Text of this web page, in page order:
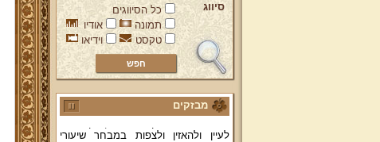
סיווג
כל הסיווגים
תמונה
אודיו
טקסט
וידיאו
מבזקים
ברוכים הבאים לאתר מהרי"ץ
יד מהרי"ץ - פורטל תורני למורשת יהדות
תימן, האתר הרשמי להנצחת מורשתו
של גאון רבני תימן ותפארתם מהרי"ץ
זצוק"ל. באתר תמצאו גם תכנים תורניים
והלכתיים רבים של מרן הגאון הרב יצחק
רצאבי שליט"א - פוסק עדת תימן,
מחבר ספרי שלחן ערוך המקוצר ח"ח
ושו"ת עולת יצחק ג"ח ועוד, וכן תוכלו
לעיין ולהאזין ולצפות במבחר שיעורי